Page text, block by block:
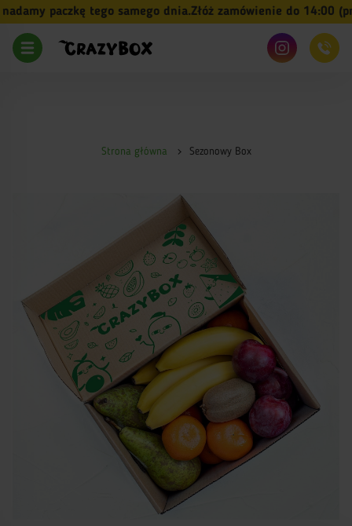
paczkę tego samego dnia. Złóż zamówienie do 14:00 (pn-
Strona główna Sezonowy Box